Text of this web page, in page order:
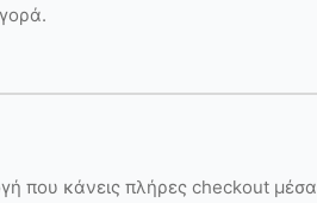
που κάνεις πλήρες checkout μέσα